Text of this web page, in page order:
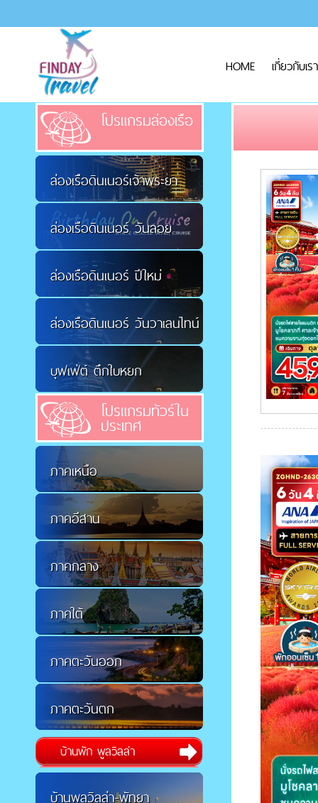
HOME เกี่ยวกับเรา
โปรแกรมล่องเรือ
ล่องเรือดินเนอร์เจ้าพระยา
ล่องเรือดินเนอร์ วันลอย
กระทง
ล่องเรือดินเนอร์ ปีใหม่
ล่องเรือดินเนอร์ วันวาเลนไทน์
บุฟเฟ่ต์ ตึกใบหยก
โปรแกรมทัวร์ใน
ประเทศ
ภาคเหนือ
ภาคอีสาน
ภาคกลาง
ภาคใต้
ภาคตะวันออก
ภาคตะวันตก
บ้านพัก พูลวิลล่า
บ้านพูลวิลล่า-พัทยา